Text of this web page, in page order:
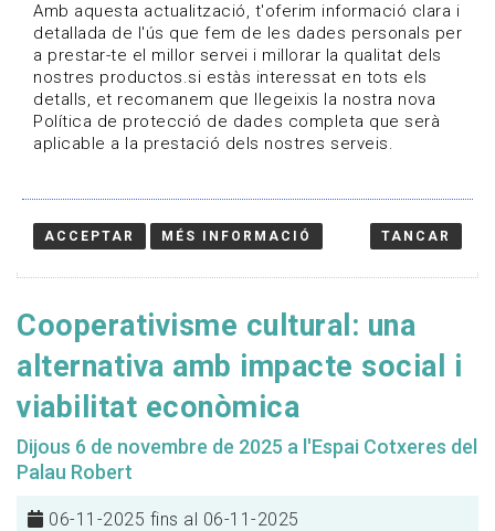
Cooperativisme cultural: una
alternativa amb impacte social i
viabilitat econòmica
Dijous 6 de novembre de 2025 a l'Espai Cotxeres del
Palau Robert
06-11-2025 fins al 06-11-2025
Amb aquesta actualització, t'oferim informació clara i
detallada de l'ús que fem de les dades personals per
a prestar-te el millor servei i millorar la qualitat dels
nostres productos.si estàs interessat en tots els
detalls, et recomanem que llegeixis la nostra nova
Política de protecció de dades completa que serà
aplicable a la prestació dels nostres serveis.
ACCEPTAR MÉS INFORMACIÓ TANCAR